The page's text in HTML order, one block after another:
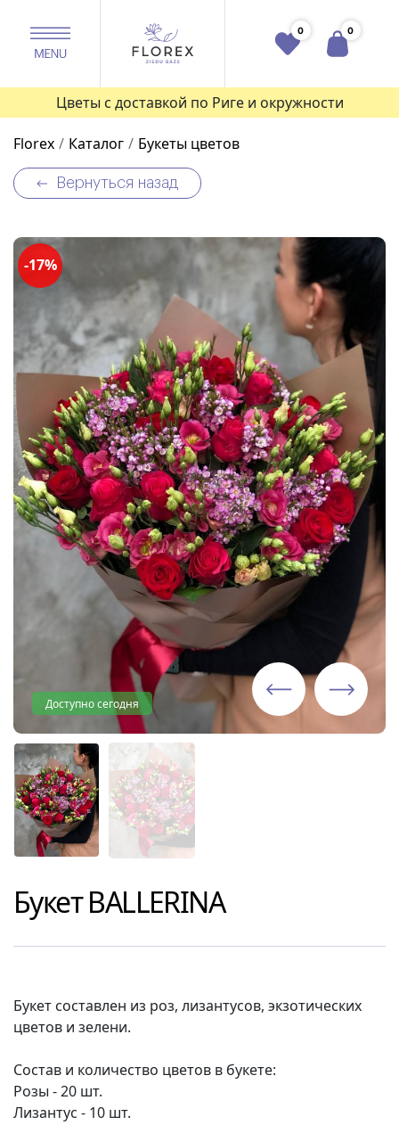
0 0
Цветы с доставкой по Риге и окружности
Florex Каталог Букеты цветов
Вернуться назад
-17%
Доступно сегодня
БукетBALLERINA
Букет составлен из роз, лизантусов, экзотических
цветов и зелени.
Состав и количество цветов в букете:
Розы - 20 шт.
Лизантус - 10 шт.